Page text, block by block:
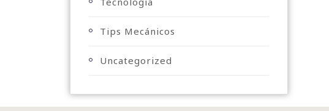
Tips Mecánicos
Uncategorized